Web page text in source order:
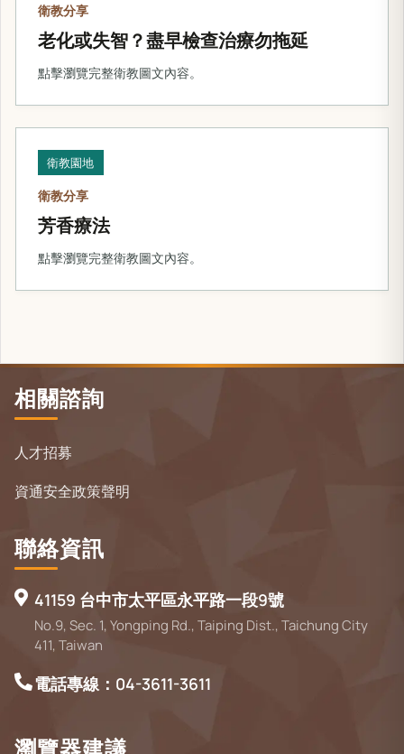
衛教分享
老化或失智？盡早檢查治療勿拖延
點擊瀏覽完整衛教圖文內容。
衛教園地
衛教分享
芳香療法
點擊瀏覽完整衛教圖文內容。
相關諮詢
人才招募
資通安全政策聲明
聯絡資訊
41159 台中市太平區永平路一段9號
No.9, Sec. 1, Yongping Rd., Taiping Dist., Taichung City
411, Taiwan
電話專線：04-3611-3611